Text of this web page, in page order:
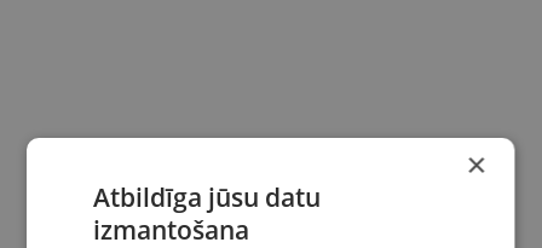
×
Atbildīga jūsu datu
izmantošana